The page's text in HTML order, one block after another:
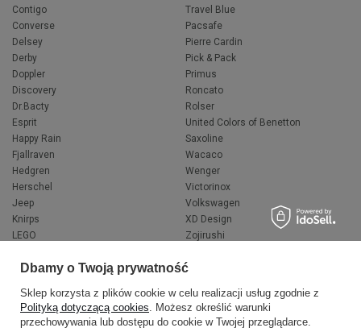
Contigo
Converse
Delsey
Derby
Doppler
Discovery
Dr.Bacty
Esprit
Happy Rain
Fjallraven
Hedgren
Herschel
Jeep
Knirps
LEGO
National Geographic
Travel Blue
Pacsafe
Pierre Cardin
Pick & Pack
Primus
Roncato
Rolser
United Colors of Benetton
Saxoline
Wacaco
Wenger
Victorinox
Volkswagen
XD Design
Zojirushi
VANS
Dbamy o Twoją prywatność
Sklep korzysta z plików cookie w celu realizacji usług zgodnie z
Polityką dotyczącą cookies. Możesz określić warunki
przechowywania lub dostępu do cookie w Twojej przeglądarce.